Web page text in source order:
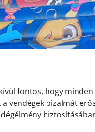
fontos, hogy
a vendégek bizalmát